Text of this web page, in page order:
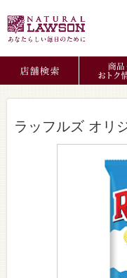
ラッフルズ オリ